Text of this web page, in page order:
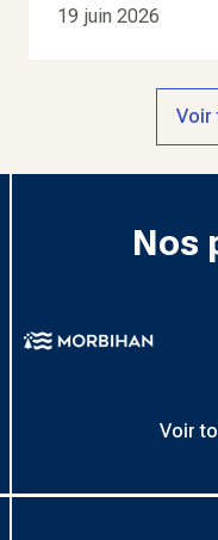
19 juin 2026
Voir
Nos
Voir